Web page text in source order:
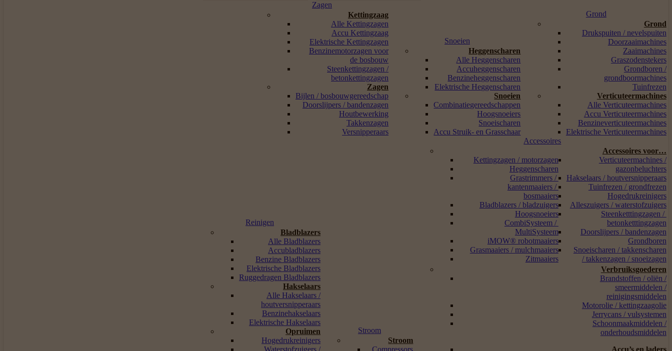
Zagen
Kettingzaag
Alle Kettingzagen
Accu Kettingzaag
Elektrische Kettingzagen
Benzinemotorzagen voor
de bosbouw
Steenkettingzagen /
betonkettingzagen
Zagen
Bijlen / bosbouwgereedschap
Doorslijpers / bandenzagen
Houtbewerking
Takkenzagen
Versnipperaars
Snoeien
Heggenscharen
Alle Heggenscharen
Accuheggenscharen
Benzineheggenscharen
Elektrische Heggenscharen
Snoeien
Combinatiegereedschappen
Hoogsnoeiers
Snoeischaren
Accu Struik- en Grasschaar
Grond
Grond
Drukspuiten / nevelspuiten
Doorzaaimachines
Zaaimachines
Graszodenstekers
Grondboren /
grondboormachines
Tuinfrezen
Verticuteermachines
Alle Verticuteermachines
Accu Verticuteermachines
Benzineverticuteermachines
Elektrische Verticuteermachines
Reinigen
Bladblazers
Alle Bladblazers
Accubladblazers
Benzine Bladblazers
Elektrische Bladblazers
Ruggedragen Bladblazers
Hakselaars
Alle Hakselaars /
houtversnipperaars
Benzinehakselaars
Elektrische Hakselaars
Opruimen
Hogedrukreinigers
Waterstofzuigers /
Stroom
Stroom
Compressors
Accessoires
Accessoires voor…
Kettingzagen / motorzagen
Heggenscharen
Grastrimmers /
kantenmaaiers /
bosmaaiers
Bladblazers / bladzuigers
Hoogsnoeiers
CombiSysteem /
MultiSysteem
iMOW® robotmaaiers
Grasmaaiers / mulchmaaiers
Zitmaaiers
Verticuteermachines /
gazonbeluchters
Hakselaars / houtversnipperaars
Tuinfrezen / grondfrezen
Hogedrukreinigers
Alleszuigers / waterstofzuigers
Steenketttingzagen /
betonketttingzagen
Doorslijpers / bandenzagen
Grondboren
Snoeischaren / takkenscharen
/ takkenzagen / snoeizagen
Verbruiksgoederen
Brandstoffen / oliën /
smeermiddelen /
reinigingsmiddelen
Motorolie / kettingzaagolie
Jerrycans / vulsystemen
Schoonmaakmiddelen /
onderhoudsmiddelen
Accu’s en laders